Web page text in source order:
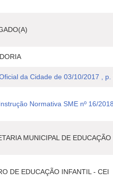
da Cidade de 03/10/2017 , p.
Normativa SME nº 16/2018
MUNICIPAL DE
DE EDUCAÇÃO INFANTIL - CEI